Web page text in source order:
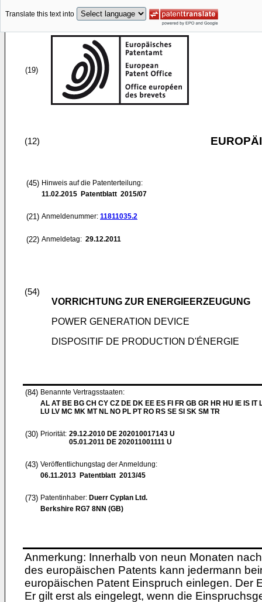
Translate this text into
(19)
(12)
(45) Hinweis auf die Patenterteilung:
11.02.2015 Patentblatt 2015/07
(21) Anmeldenummer: 11811035.2
(22) Anmeldetag: 29.12.2011
(54)
VORRICHTUNG ZUR ENERGIEERZEUGUNG
POWER GENERATION DEVICE
DISPOSITIF DE PRODUCTION D'ÉNERGIE
(84) Benannte Vertragsstaaten:
AL AT BE BG CH CY CZ DE DK EE ES FI FR GB GR HR HU IE IS IT
LU LV MC MK MT NL NO PL PT RO RS SE SI SK SM TR
(30) Priorität: 29.12.2010 DE 202010017143 U
05.01.2011 DE 202011001111 U
(43) Veröffentlichungstag der Anmeldung:
06.11.2013 Patentblatt 2013/45
(73) Patentinhaber: Duerr Cyplan Ltd.
Berkshire RG7 8NN (GB)
Anmerkung: Innerhalb von neun Monaten
des europäischen Patents kann jedermann
europäischen Patent Einspruch einlegen. Der
Er gilt erst als eingelegt, wenn die